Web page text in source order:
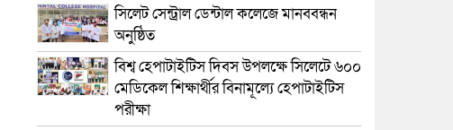
সিলেট সেন্ট্রাল ডেন্টাল কলেজে মানববন্ধন
অনুষ্ঠিত
বিশ্ব হেপাটাইটিস দিবস উপলক্ষে সিলেটে ৬০০
মেডিকেল শিক্ষার্থীর বিনামূল্যে হেপাটাইটিস
পরীক্ষা